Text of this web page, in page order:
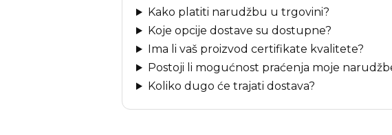
Kako platiti narudžbu u trgovini?
Koje opcije dostave su dostupne?
Ima li vaš proizvod certifikate kvalitete?
Postoji li mogućnost praćenja moje
Koliko dugo će trajati dostava?